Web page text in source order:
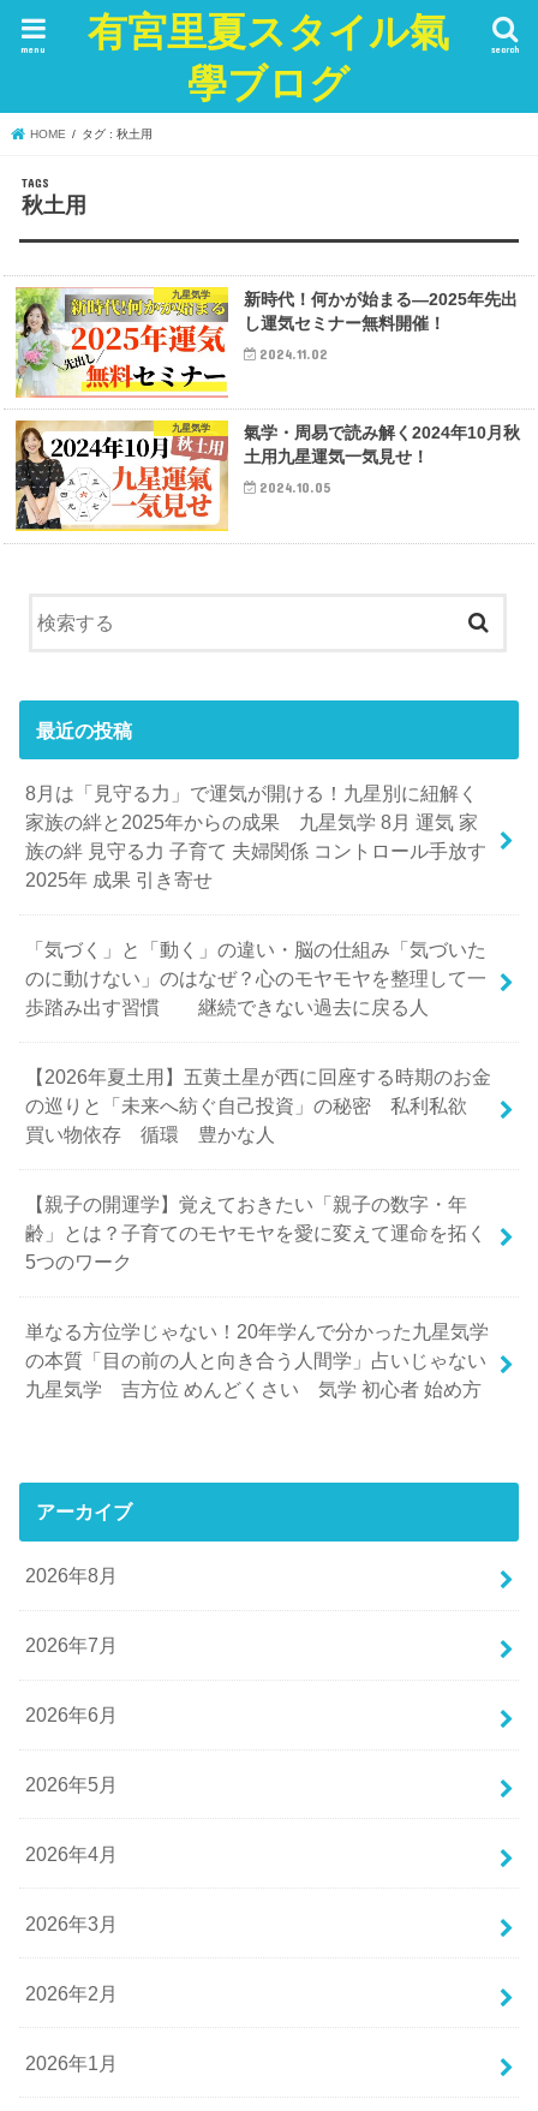
有宮里夏スタイル氣
學ブログ
search
menu
HOME タグ : 秋土用
秋土用
九星気学
新時代！何かが始まる—2025年先出
し運気セミナー無料開催！
2024.11.02
九星気学
氣学・周易で読み解く2024年10月秋
土用九星運気一気見せ！
2024.10.05
最近の投稿
8月は「見守る力」で運気が開ける！九星別に紐解く
家族の絆と2025年からの成果 九星気学 8月 運気 家
族の絆 見守る力 子育て 夫婦関係 コントロール手放す
2025年 成果 引き寄せ
「気づく」と「動く」の違い・脳の仕組み「気づいた
のに動けない」のはなぜ？心のモヤモヤを整理して一
歩踏み出す習慣 継続できない過去に戻る人
【2026年夏土用】五黄土星が西に回座する時期のお金
の巡りと「未来へ紡ぐ自己投資」の秘密 私利私欲
買い物依存 循環 豊かな人
【親子の開運学】覚えておきたい「親子の数字・年
齢」とは？子育てのモヤモヤを愛に変えて運命を拓く
5つのワーク
単なる方位学じゃない！20年学んで分かった九星気学
の本質「目の前の人と向き合う人間学」占いじゃない
九星気学 吉方位 めんどくさい 気学 初心者 始め方
アーカイブ
2026年8月
2026年7月
2026年6月
2026年5月
2026年4月
2026年3月
2026年2月
2026年1月